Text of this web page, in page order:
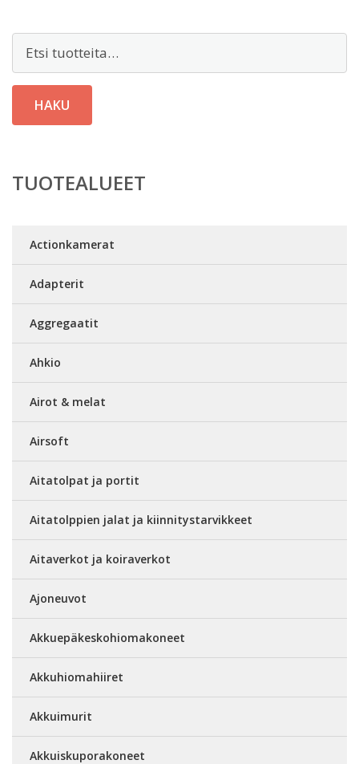
Etsi:
HAKU
TUOTEALUEET
Actionkamerat
Adapterit
Aggregaatit
Ahkio
Airot & melat
Airsoft
Aitatolpat ja portit
Aitatolppien jalat ja kiinnitystarvikkeet
Aitaverkot ja koiraverkot
Ajoneuvot
Akkuepäkeskohiomakoneet
Akkuhiomahiiret
Akkuimurit
Akkuiskuporakoneet